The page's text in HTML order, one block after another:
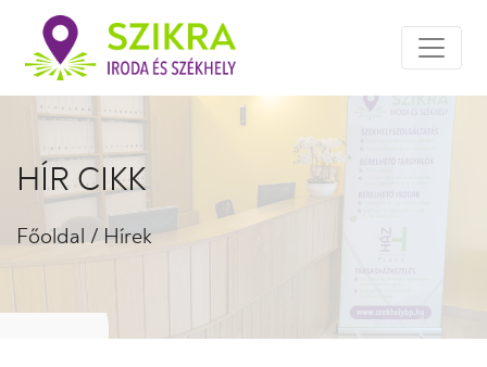
HÍR CIKK
Főoldal / Hírek